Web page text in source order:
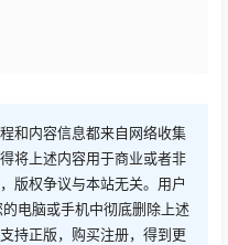
和内容信息都来自网络收集
将上述内容用于商业或者非
版权争议与本站无关。用户
电脑或手机中彻底删除上述
持正版，购买注册，得到更